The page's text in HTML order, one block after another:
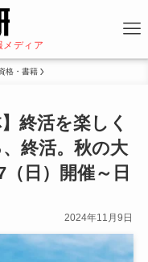
メディア
格・書籍
終活を楽しく
終活。秋の大
日）開催～日
2024年11月9日